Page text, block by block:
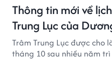
Thông tin mới về
Trung Lục của
Trâm Trung Lục được cho
tháng 10 sau nhiều năm